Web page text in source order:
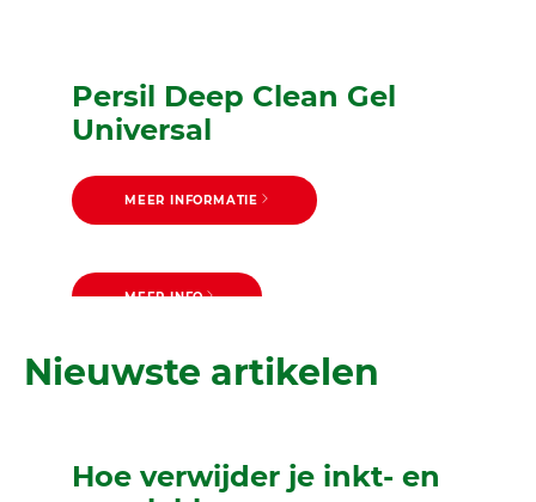
Persil Deep Clean Gel
Universal
MEER INFORMATIE
MEER INFO
Power Gel
Nieuwste artikelen
Hoe verwijder je inkt- en